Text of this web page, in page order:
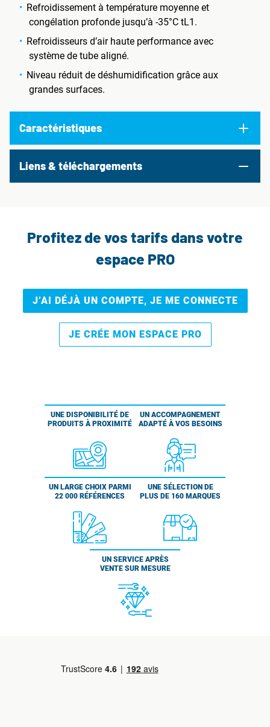
Refroidissement à température moyenne et
congélation profonde jusqu’à -35°C tL1.
Refroidisseurs d’air haute performance avec
système de tube aligné.
Niveau réduit de déshumidification grâce aux
grandes surfaces.
Caractéristiques
Liens & téléchargements
Profitez de vos tarifs dans votre
espace PRO
J’AI DÉJÀ UN COMPTE, JE ME CONNECTE
JE CRÉE MON ESPACE PRO
UNE DISPONIBILITÉ DE
PRODUITS À PROXIMITÉ
UN ACCOMPAGNEMENT
ADAPTÉ À VOS BESOINS
UN LARGE CHOIX PARMI
22 000 RÉFÉRENCES
UNE SÉLECTION DE
PLUS DE 160 MARQUES
UN SERVICE APRÈS
VENTE SUR MESURE